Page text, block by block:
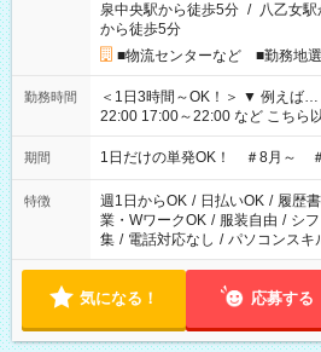
泉中央駅から徒歩5分 / 八乙女
から徒歩5分
■物流センターなど ■勤務地
勤務時間
＜1日3時間～OK！＞ ▼ 例えば… ▼ 15:00～18:00 15:00～
22:00 17:00～22:00 など こちら以外の時間もお気軽にご相談く
ださい！
期間 1日だけの単発OK！ ＃8月～
特徴 週1日からOK / 日払いOK / 履歴
業・WワークOK / 服装自由 / シ
集 / 電話対応なし / パソコンスキ
気になる！ 応募する